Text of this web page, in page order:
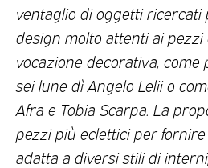
ventaglio di oggetti
design molto attenti ai
vocazione decorativa,
sei lune dì Angelo Lelii o
Afra e Tobia Scarpa. La
pezzi più eclettici per
adatta a diversi stili di